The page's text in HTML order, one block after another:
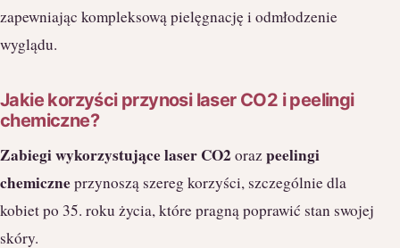
zapewniając kompleksową pielęgnację i odmłodzenie
wyglądu.
Jakie korzyści przynosi laser CO2 i peelingi
chemiczne?
Zabiegi wykorzystujące laser CO2orazpeelingi
chemiczneprzynoszą szereg korzyści, szczególnie dla
kobiet po 35. roku życia, które pragną poprawić stan swojej
skóry.